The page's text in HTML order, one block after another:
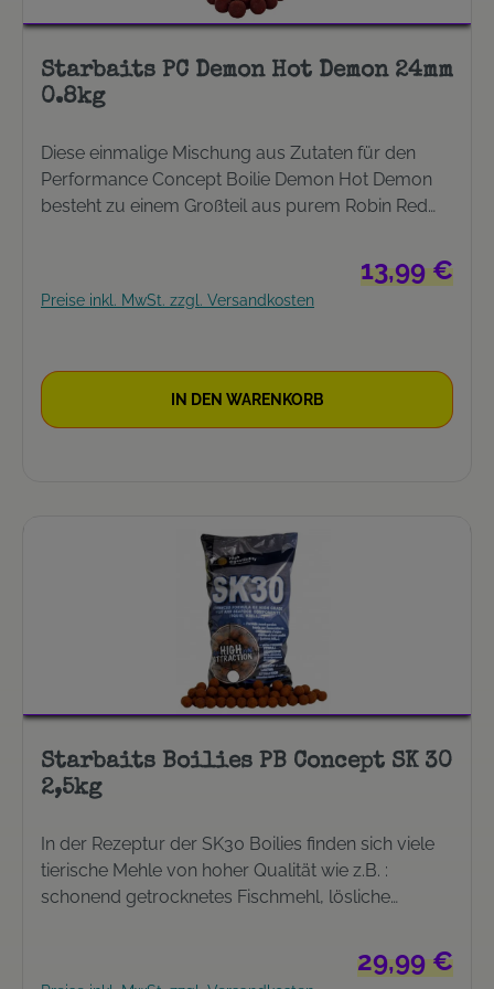
Starbaits PC Demon Hot Demon 24mm
0.8kg
Diese einmalige Mischung aus Zutaten für den
Performance Concept Boilie Demon Hot Demon
besteht zu einem Großteil aus purem Robin Red
bei den Tests im Vorfeld äußerst erfolgreich ab
und auch konstant ab. Besonders bei kalten
Wassertemperaturen konnte der Boilie seine
Moment auf dem Markt erhältlich sind: Spice Oils
(Gewürz-Öle) und das sagenhafte Robin Red
Ein wahrer Karpfenmagnet ist geschaffen.
Regulärer
13,99 €
Preise inkl. MwSt. zzgl. Versandkosten
IN DEN WARENKORB
Starbaits Boilies PB Concept SK 30
2,5kg
In der Rezeptur der SK30 Boilies finden sich viele
tierische Mehle von hoher Qualität wie z.B. :
schonend getrocknetes Fischmehl, lösliche
obendrein noch Squid und Krillmehl. Ein äußerst
attraktiver Boilie mit dem man in der Lage ist, an
Regulärer
29,99 €